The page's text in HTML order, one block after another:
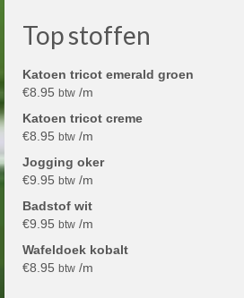
Top stoffen
Katoen tricot emerald groen
€8.95 btw /m
Katoen tricot creme
€8.95 btw /m
Jogging oker
€9.95 btw /m
Badstof wit
€9.95 btw /m
Wafeldoek kobalt
€8.95 btw /m